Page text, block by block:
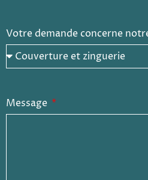
Votre demande concerne
Message